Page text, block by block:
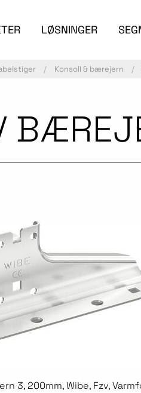
LØSNINGER
Konsoll & bærejern
3, 200mm, Wibe, Fzv,